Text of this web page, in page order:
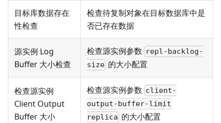
目标库数据存在
性检查
检查待复制对象在目标数据库中是
否已存在数据
源实例 Log
Buffer 大小检查
检查源实例参数 repl-backlog-
size 的大小配置
检查源实例
Client Output
Buffer 大小
检查源实例参数 client-
output-buffer-limit
replica 的大小配置